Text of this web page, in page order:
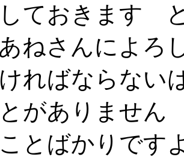
ておきます
ねさんによろ
ればならない
とがありませ
とばかりで